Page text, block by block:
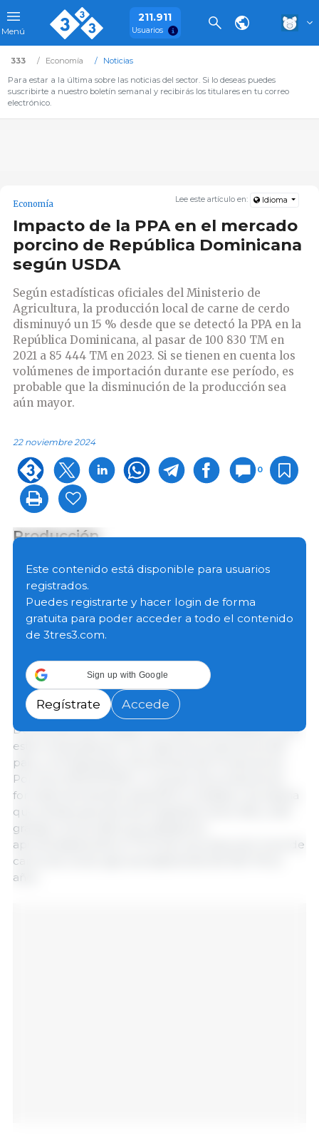
Menú
211.911
Usuarios
333 Economía
Noticias
Para estar a la última sobre las noticias del sector. Si lo deseas puedes
suscribirte a nuestro boletín semanal y recibirás los titulares en tu correo
electrónico.
Lee este artículo en: Idioma
Economía
Impacto de la PPA en el mercado
porcino de República Dominicana
según USDA
Según estadísticas oficiales del Ministerio de
Agricultura, la producción local de carne de cerdo
disminuyó un 15 % desde que se detectó la PPA en la
República Dominicana, al pasar de 100 830 TM en
2021 a 85 444 TM en 2023. Si se tienen en cuenta los
volúmenes de importación durante ese período, es
probable que la disminución de la producción sea
aún mayor.
22 noviembre 2024
0
Producción
De enero a junio de 2024, la producción local
aumentó un 1 % en comparación con el mismo
período del año pasado. Algunos productores de
carne de cerdo, en particular los agricultores de
traspatio inicialmente afectados por la PPA, están en
positivamente la producción local en el futuro.
República Dominicana cuenta con dos grandes
asociaciones de productores porcinos: la Asociación
Dominicana de Granjas Porcinas (ADOGRANJA), que
está compuesta por los mayores productores del
país, y la Federación Dominicana de Productores
Porcinos (FEDOPORC), un grupo de productores
formales de tamaño pequeño a mediano. Se estima
que ambas asociaciones engloban entre 350 y 400
granjas comerciales que abastecen
aproximadamente el 70 % de la producción local de
carne de cerdo (aproximadamente 60 000 TM al
año).
Este contenido está disponible para usuarios
registrados.
Puedes registrarte y hacer login de forma
gratuita para poder acceder a todo el contenido
de 3tres3.com.
Sign up with Google
Regístrate Accede